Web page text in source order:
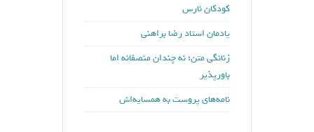
کودکان نارس
یادمان استاد رضا براهنی
زنانگی متن؛ نه چندان منصفانه اما
باورپذیر
نامه‌های پروست به همسایه‌اش